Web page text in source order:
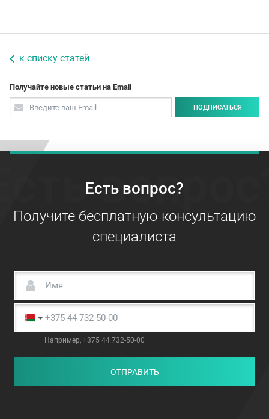
к списку статей
Получайте новые статьи на Email
ПОДПИСАТЬСЯ
Есть вопрос?
Получите бесплатную консультацию
специалиста
Например, +375 44 732-50-00
ОТПРАВИТЬ